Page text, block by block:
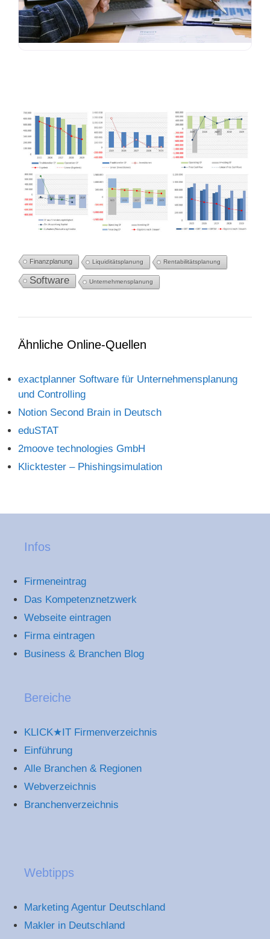
Finanzplanung Liquiditätsplanung Rentabilitätsplanung
Software Unternehmensplanung
Ähnliche Online-Quellen
exactplanner Software für Unternehmensplanung
und Controlling
Notion Second Brain in Deutsch
eduSTAT
2moove technologies GmbH
Klicktester – Phishingsimulation
Infos
Firmeneintrag
Das Kompetenznetzwerk
Webseite eintragen
Firma eintragen
Business & Branchen Blog
Bereiche
KLICK★IT Firmenverzeichnis
Einführung
Alle Branchen & Regionen
Webverzeichnis
Branchenverzeichnis
Webtipps
Marketing Agentur Deutschland
Makler in Deutschland